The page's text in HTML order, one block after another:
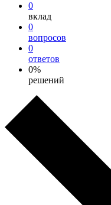
0
вклад
0
вопросов
0
ответов
0%
решений